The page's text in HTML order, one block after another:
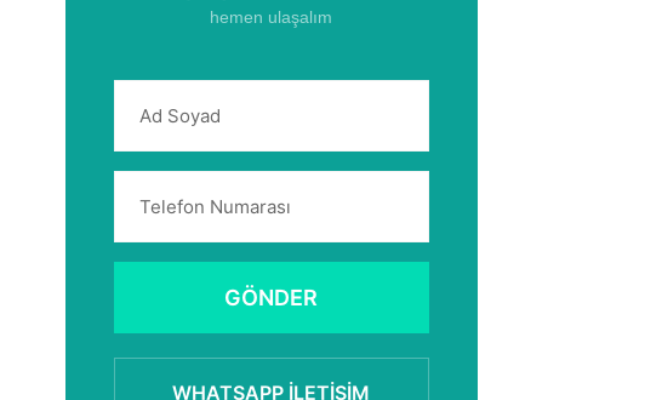
hemen ulaşalım
GÖNDER
WHATSAPP İLETIŞIM